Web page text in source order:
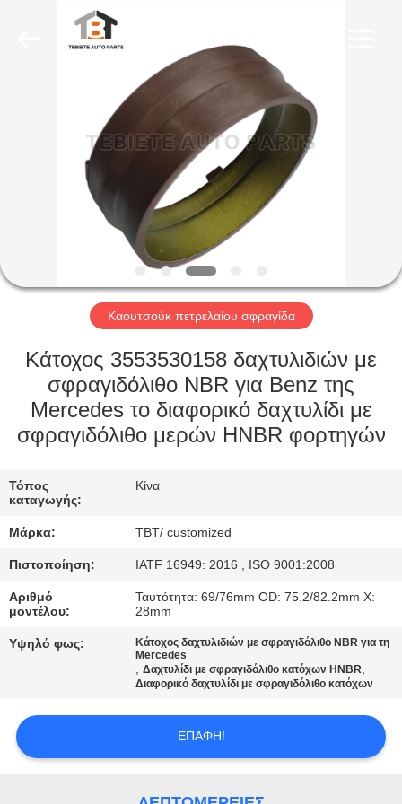
ΠΡΟΪΌΝΤΑ
ΠΕΡΊΠΟΥ
ΓΎΡΟΣ
ΕΡΓΟΣΤΑΣΊΩΝ
ΠΟΙΟΤΙΚΌΣ
ΈΛΕΓΧΟΣ
ΕΛΆΤΕ
ΣΕ
ΕΠΑΦΉ
ΕΙΔΉΣΕΙΣ
ΠΕΡΙΠΤΏΣΕΙΣ
SITEMAP
Καουτσούκ πετρελαίου σφραγίδα
Κάτοχος 3553530158 δαχτυλιδιών με
σφραγιδόλιθο NBR για Benz της
Mercedes το διαφορικό δαχτυλίδι με
σφραγιδόλιθο μερών HNBR φορτηγών
Τόπος
καταγωγής:
Κίνα
Μάρκα: TBT/ customized
Πιστοποίηση: IATF 16949: 2016 , ISO 9001:2008
Αριθμό
μοντέλου:
Ταυτότητα: 69/76mm OD: 75.2/82.2mm Χ:
28mm
Υψηλό φως:
Κάτοχος δαχτυλιδιών με σφραγιδόλιθο NBR για τη
Mercedes
,Δαχτυλίδι με σφραγιδόλιθο κατόχων HNBR,
Διαφορικό δαχτυλίδι με σφραγιδόλιθο κατόχων
ΕΠΑΦΉ!